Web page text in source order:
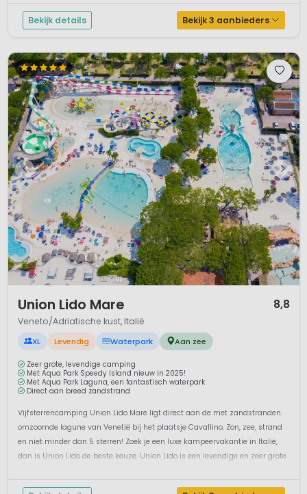
Bekijk details Bekijk 3 aanbieders
Union Lido Mare 8,8
Veneto/Adriatische kust, Italië
XL Levendig Waterpark Aan zee
Zeer grote, levendige camping
Met Aqua Park Speedy Island nieuw in 2025!
Met Aqua Park Laguna, een fantastisch waterpark
Direct aan breed zandstrand
Vijfsterrencamping Union Lido Mare ligt direct aan de met zandstranden
omzoomde lagune van Venetië bij het plaatsje Cavallino. Zon, zee, strand
en niet minder dan 5 sterren! Zoek je een luxe kampeervakantie in Italië,
dan is Union Lido de beste keuze. Union Lido is een levendige en zeer grote